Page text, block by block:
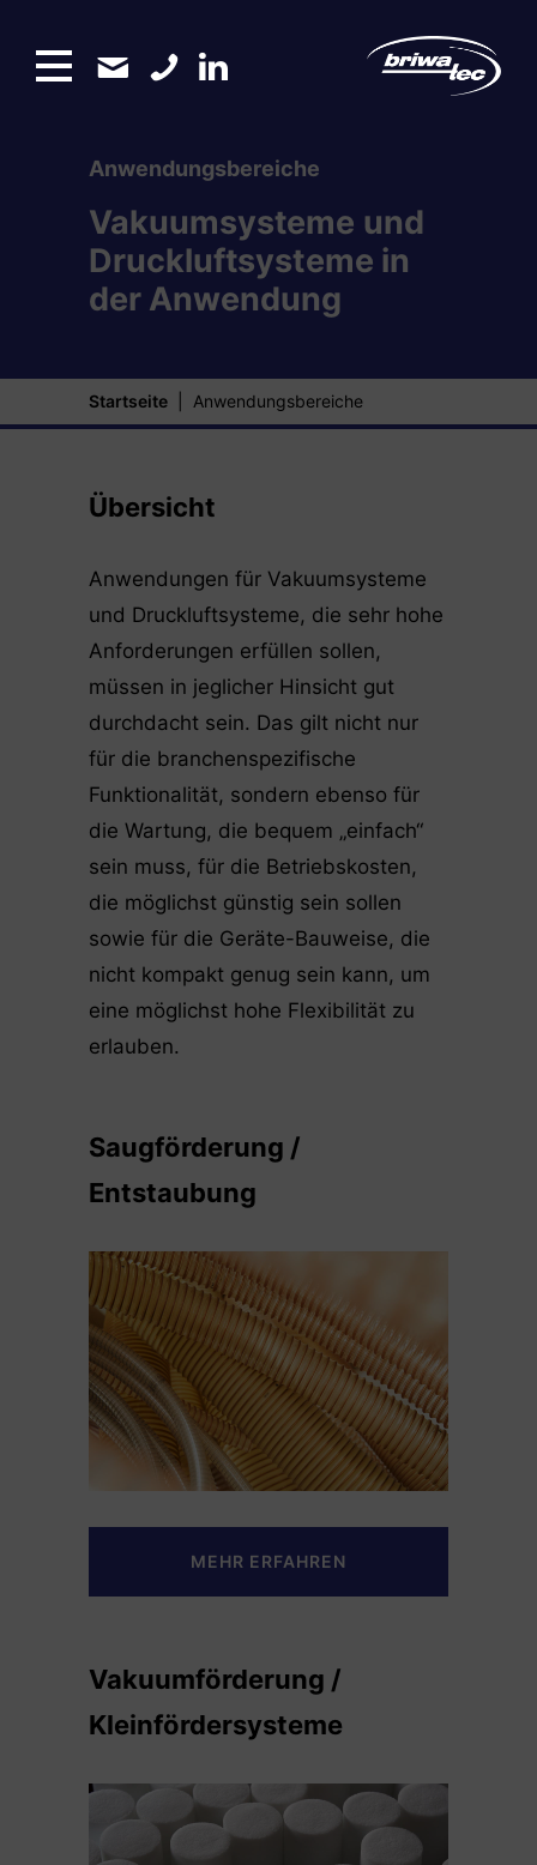
Anwendungsbereiche
Vakuumsysteme und
Druckluftsysteme in
der Anwendung
Startseite Anwendungsbereiche
Übersicht
Anwendungen für Vakuumsysteme
und Druckluftsysteme, die sehr hohe
Anforderungen erfüllen sollen,
müssen in jeglicher Hinsicht gut
durchdacht sein. Das gilt nicht nur
für die branchenspezifische
Funktionalität, sondern ebenso für
die Wartung, die bequem „einfach“
sein muss, für die Betriebskosten,
die möglichst günstig sein sollen
sowie für die Geräte-Bauweise, die
nicht kompakt genug sein kann, um
eine möglichst hohe Flexibilität zu
erlauben.
Saugförderung /
Entstaubung
MEHR ERFAHREN
Vakuumförderung /
Kleinfördersysteme